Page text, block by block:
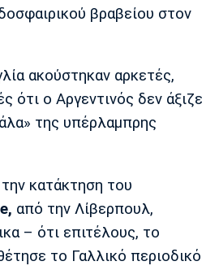
Μπάγερν
βραβείου στον
ακούστηκαν αρκετές,
ότι ο Αργεντινός δεν άξιζε
της υπέρλαμπρης
την κατάκτηση του
από την Λίβερπουλ,
– ότι επιτέλους, το
το Γαλλικό περιοδικό